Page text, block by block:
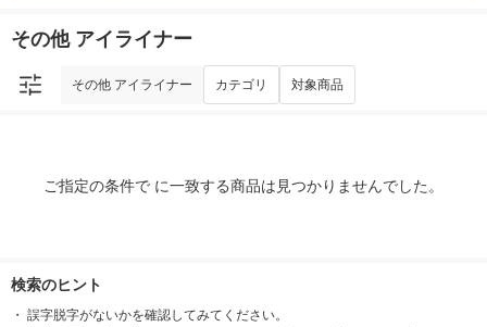
その他 アイライナー
その他 アイライナー カテゴリ 対象商品
ご指定の条件で に一致する商品は見つかりませんでした。
検索のヒント
誤字脱字がないかを確認してみてください。